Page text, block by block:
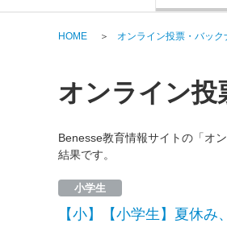
HOME ＞ オンライン投票・バック
オンライン投
Benesse教育情報サイトの「オ
結果です。
小学生
【小】【小学生】夏休